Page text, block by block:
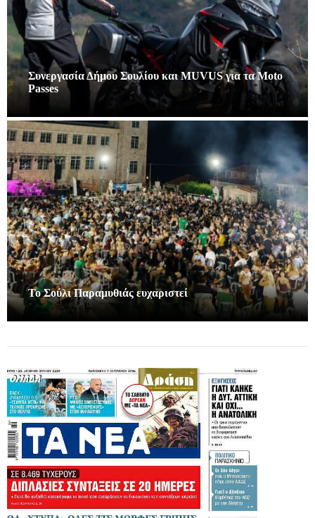
Συνεργασία Δήμου Σουλίου και MUVUS για τα Moto
Passes
Το Σούλι Παραμυθιάς ευχαριστεί